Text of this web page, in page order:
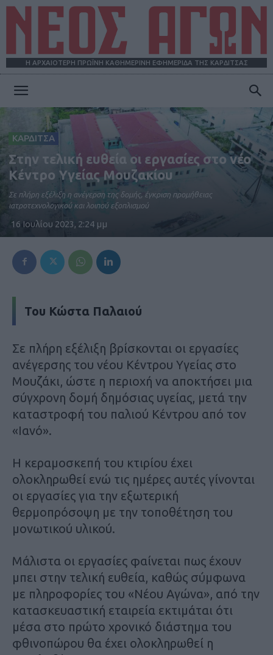
Η ΑΡΧΑΙΟΤΕΡΗ ΠΡΩΪΝΗ ΚΑΘΗΜΕΡΙΝΗ ΕΦΗΜΕΡΙΔΑ ΤΗΣ ΚΑΡΔΙΤΣΑΣ
ΚΑΡΔΙΤΣΑ
Στην τελική ευθεία οι εργασίες στο νέο
Κέντρο Υγείας Μουζακίου
Σε πλήρη εξέλιξη η ανέγερση της δομής, έγκριση προμήθειας
ιατροτεχνολογικού και λοιπού εξοπλισμού
16 Ιουλίου 2023, 2:24 μμ
Του Κώστα Παλαιού
Σε πλήρη εξέλιξη βρίσκονται οι εργασίες
ανέγερσης του νέου Κέντρου Υγείας στο
Μουζάκι, ώστε η περιοχή να αποκτήσει μια
σύγχρονη δομή δημόσιας υγείας, μετά την
καταστροφή του παλιού Κέντρου από τον
«Ιανό».
Η κεραμοσκεπή του κτιρίου έχει
ολοκληρωθεί ενώ τις ημέρες αυτές γίνονται
οι εργασίες για την εξωτερική
θερμοπρόσοψη με την τοποθέτηση του
μονωτικού υλικού.
Μάλιστα οι εργασίες φαίνεται πως έχουν
μπει στην τελική ευθεία, καθώς σύμφωνα
με πληροφορίες του «Νέου Αγώνα», από την
κατασκευαστική εταιρεία εκτιμάται ότι
μέσα στο πρώτο χρονικό διάστημα του
φθινοπώρου θα έχει ολοκληρωθεί η